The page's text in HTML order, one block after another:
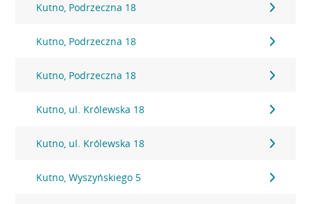
Kutno, Podrzeczna 18
Kutno, Podrzeczna 18
Kutno, Podrzeczna 18
Kutno, ul. Królewska 18
Kutno, ul. Królewska 18
Kutno, Wyszyńskiego 5